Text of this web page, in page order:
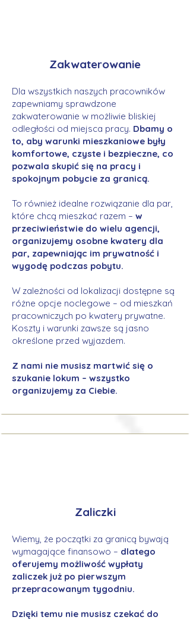
Zakwaterowanie
Dla wszystkich naszych pracowników
zapewniamy sprawdzone
zakwaterowanie w możliwie bliskiej
odległości od miejsca pracy. Dbamy o
to, aby warunki mieszkaniowe były
komfortowe, czyste i bezpieczne, co
pozwala skupić się na pracy i
spokojnym pobycie za granicą.
To również idealne rozwiązanie dla par,
które chcą mieszkać razem – w
przeciwieństwie do wielu agencji,
organizujemy osobne kwatery dla
par, zapewniając im prywatność i
wygodę podczas pobytu.
W zależności od lokalizacji dostępne są
różne opcje noclegowe – od mieszkań
pracowniczych po kwatery prywatne.
Koszty i warunki zawsze są jasno
określone przed wyjazdem.
Z nami nie musisz martwić się o
szukanie lokum – wszystko
organizujemy za Ciebie.
Zaliczki
Wiemy, że początki za granicą bywają
wymagające finansowo – dlatego
oferujemy możliwość wypłaty
zaliczek już po pierwszym
przepracowanym tygodniu.
Dzięki temu nie musisz czekać do